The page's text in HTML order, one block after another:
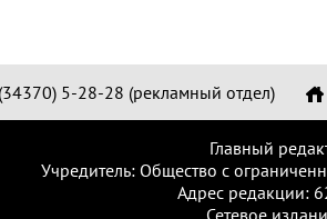
(34370) 5-28-28 (рекламный отдел)
Главный
Учредитель: Общество с
Адрес редакции: